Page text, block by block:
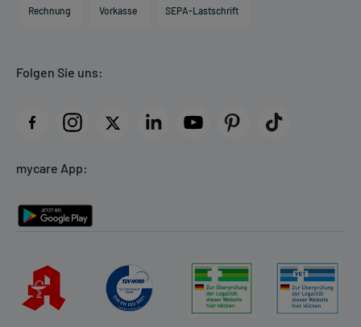
Direktabrechnung PKV
AGB
Datenschutz
Rückgabe/Widerruf
Rechnung Vorkasse SEPA-Lastschrift
Folgen Sie uns:
mycare App: